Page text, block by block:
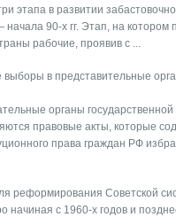
этапа в развитии
90-х гг. Этап, на котором
рабочие, проявив с ...
в представительные
органы
правовые акты, которые
права граждан РФ
реформирования Советской
начиная с 1960-х годов и